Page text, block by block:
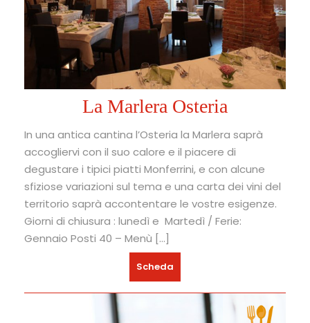
La Marlera Osteria
In una antica cantina l’Osteria la Marlera saprà
accogliervi con il suo calore e il piacere di
degustare i tipici piatti Monferrini, e con alcune
sfiziose variazioni sul tema e una carta dei vini del
territorio saprà accontentare le vostre esigenze.
Giorni di chiusura : lunedì e Martedì / Ferie:
Gennaio Posti 40 – Menù […]
Scheda